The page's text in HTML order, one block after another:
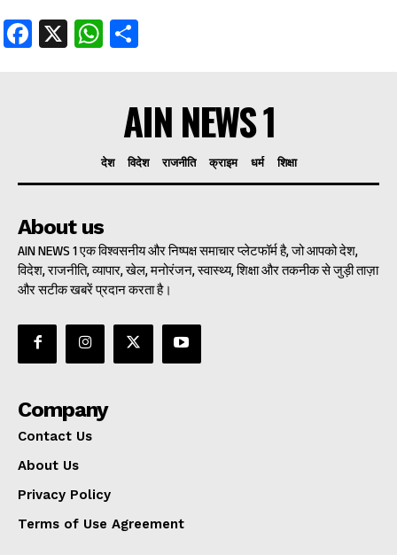
Facebook
X WhatsApp
AIN NEWS 1
देश विदेश राजनीति क्राइम धर्म शिक्षा
About us
AIN NEWS 1 एक विश्वसनीय और निष्पक्ष समाचार प्लेटफॉर्म है, जो आपको देश,
विदेश, राजनीति, व्यापार, खेल, मनोरंजन, स्वास्थ्य, शिक्षा और तकनीक से जुड़ी ताज़ा
और सटीक खबरें प्रदान करता है।
Company
Contact Us
About Us
Privacy Policy
Terms of Use Agreement